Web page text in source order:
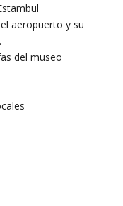
aeropuerto y su
del museo